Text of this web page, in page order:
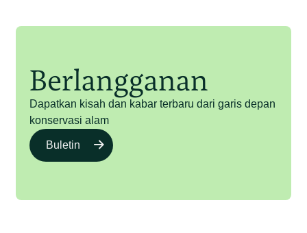
Berlangganan
Dapatkan kisah dan kabar terbaru dari garis depan
konservasi alam
Buletin